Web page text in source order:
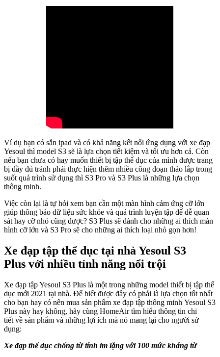
Ví dụ bạn có sẵn ipad và có khả năng kết nối ứng dụng với xe đạp
Yesoul thì model S3 sẽ là lựa chọn tiết kiệm và tối ưu hơn cả. Còn
nếu bạn chưa có hay muốn thiết bị tập thể dục của mình được trang
bị đầy đủ tránh phải thực hiện thêm nhiều công đoạn tháo lắp trong
suốt quá trình sử dụng thì S3 Pro và S3 Plus là những lựa chọn
thông minh.
Việc còn lại là tự hỏi xem bạn cần một màn hình cảm ứng cỡ lớn
giúp thông báo dữ liệu sức khỏe và quá trình luyện tập để dễ quan
sát hay cỡ nhỏ cũng được? S3 Plus sẽ dành cho những ai thích màn
hình cỡ lớn và S3 Pro sẽ cho những ai thích loại nhỏ gọn hơn!
Xe đạp tập thể dục tại nhà Yesoul S3
Plus với nhiều tính năng nổi trội
Xe đạp tập Yesoul S3 Plus là một trong những model thiết bị tập thể
dục mới 2021 tại nhà. Để biết được đây có phải là lựa chọn tốt nhất
cho bạn hay có nên mua sản phẩm xe đạp tập thông minh Yesoul S3
Plus này hay không, hãy cùng HomeAir tìm hiểu thông tin chi
tiết về sản phẩm và những lợi ích mà nó mang lại cho người sử
dụng:
Xe đạp thể dục chống từ tính im lặng với 100 mức kháng từ